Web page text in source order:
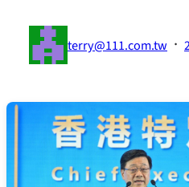
terry@111.com.tw ·